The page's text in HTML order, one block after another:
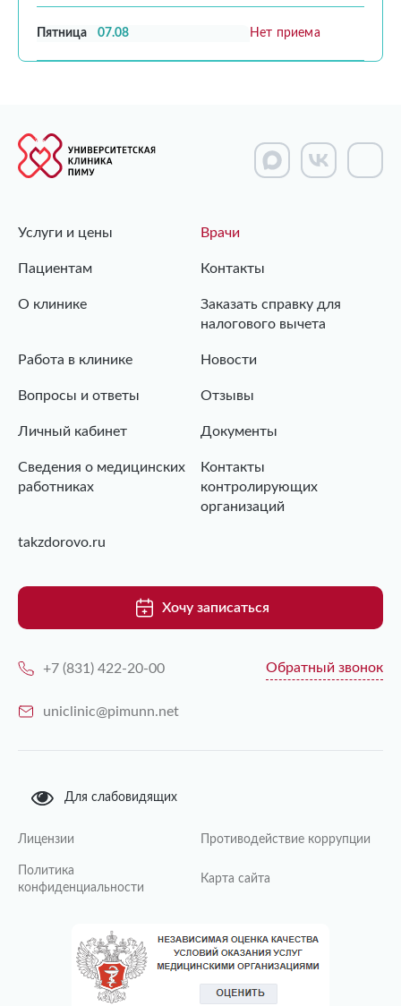
Пятница 07.08 Нет приема
Услуги и цены Врачи
Пациентам Контакты
О клинике
Заказать справку для
налогового вычета
Работа в клинике Новости
Вопросы и ответы Отзывы
Личный кабинет Документы
Сведения о медицинских
работниках
Контакты
контролирующих
организаций
takzdorovo.ru
Хочу записаться
+7 (831) 422-20-00 Обратный звонок
uniclinic@pimunn.net
Для слабовидящих
Лицензии Противодействие коррупции
Политика
конфиденциальности
Карта сайта